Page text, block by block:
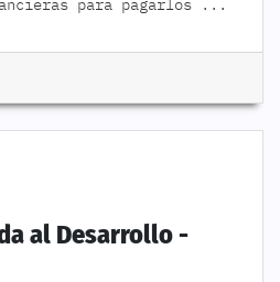
para pagarlos
...
al Desarrollo -